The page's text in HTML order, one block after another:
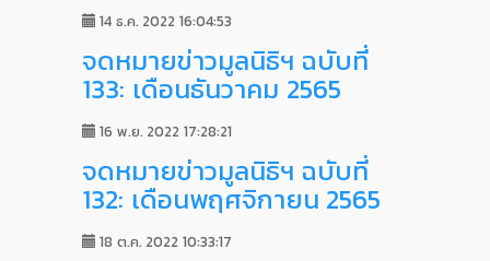
14 ธ.ค. 2022 16:04:53
จดหมายข่าวมูลนิธิฯ ฉบับที่
133: เดือนธันวาคม 2565
16 พ.ย. 2022 17:28:21
จดหมายข่าวมูลนิธิฯ ฉบับที่
132: เดือนพฤศจิกายน 2565
18 ต.ค. 2022 10:33:17